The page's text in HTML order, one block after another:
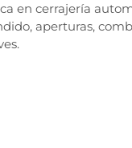
en cerrajería
aperturas,